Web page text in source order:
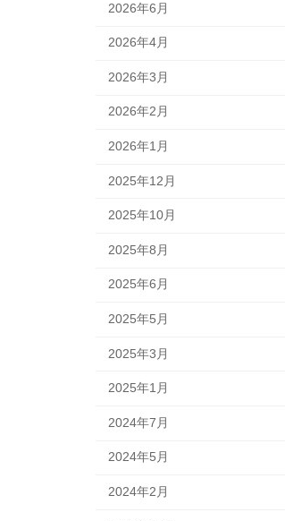
2026年6月
2026年4月
2026年3月
2026年2月
2026年1月
2025年12月
2025年10月
2025年8月
2025年6月
2025年5月
2025年3月
2025年1月
2024年7月
2024年5月
2024年2月